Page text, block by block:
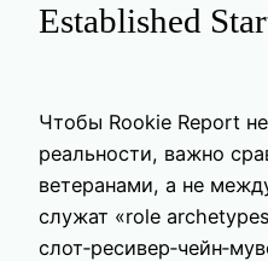
Established
Чтобы Rookie Report
реальности, важно
ветеранами, а не
служат «role